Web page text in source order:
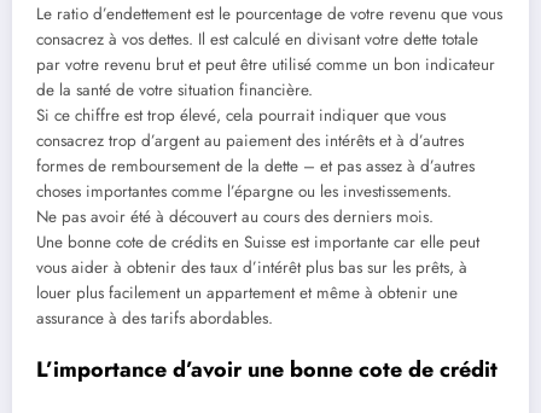
Le ratio d’endettement est le pourcentage de votre revenu que vous
consacrez à vos dettes. Il est calculé en divisant votre dette totale
par votre revenu brut et peut être utilisé comme un bon indicateur
de la santé de votre situation financière.
Si ce chiffre est trop élevé, cela pourrait indiquer que vous
consacrez trop d’argent au paiement des intérêts et à d’autres
formes de remboursement de la dette – et pas assez à d’autres
choses importantes comme l’épargne ou les investissements.
Ne pas avoir été à découvert au cours des derniers mois.
Une bonne cote de crédits en Suisse est importante car elle peut
vous aider à obtenir des taux d’intérêt plus bas sur les prêts, à
louer plus facilement un appartement et même à obtenir une
assurance à des tarifs abordables.
L’importance d’avoir une bonne cote de crédit